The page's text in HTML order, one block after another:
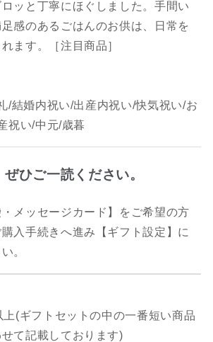
ッと丁寧にほぐしました。手間い
感のあるごはんのお供は、日常を
ます。［注目商品］
/結婚内祝い/出産内祝い/快気祝い/お
祝い/中元/歳暮
ひご一読ください。
・メッセージカード】をご希望の方
入手続きへ進み【ギフト設定】に
。
(ギフトセットの中の一番短い商品
て記載しております)